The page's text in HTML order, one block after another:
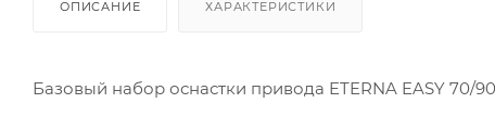
ОПИСАНИЕ ХАРАКТЕРИСТИКИ
Базовый набор оснастки привода ETERNA EASY 70/